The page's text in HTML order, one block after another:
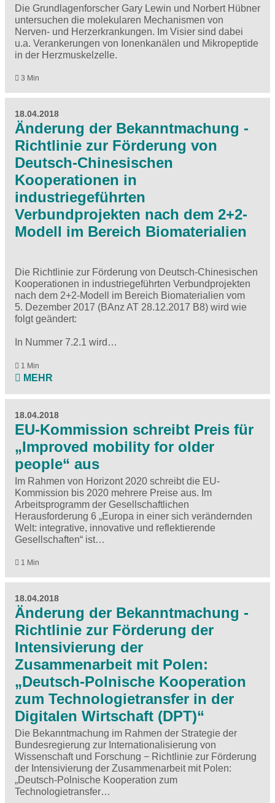
Die Grundlagenforscher Gary Lewin und Norbert Hübner
untersuchen die molekularen Mechanismen von
Nerven- und Herzerkrankungen. Im Visier sind dabei
u.a. Verankerungen von Ionenkanälen und Mikropeptide
in der Herzmuskelzelle.
3 Min
18.04.2018
Änderung der Bekanntmachung -
Richtlinie zur Förderung von
Deutsch-Chinesischen
Kooperationen in
industriegeführten
Verbundprojekten nach dem 2+2-
Modell im Bereich Biomaterialien
Die Richtlinie zur Förderung von Deutsch-Chinesischen
Kooperationen in industriegeführten Verbundprojekten
nach dem 2+2-Modell im Bereich Biomaterialien vom
5. Dezember 2017 (BAnz AT 28.12.2017 B8) wird wie
folgt geändert:
In Nummer 7.2.1 wird…
1 Min
MEHR
18.04.2018
EU-Kommission schreibt Preis für
„Improved mobility for older
people“ aus
Im Rahmen von Horizont 2020 schreibt die EU-
Kommission bis 2020 mehrere Preise aus. Im
Arbeitsprogramm der Gesellschaftlichen
Herausforderung 6 „Europa in einer sich verändernden
Welt: integrative, innovative und reflektierende
Gesellschaften“ ist…
1 Min
18.04.2018
Änderung der Bekanntmachung -
Richtlinie zur Förderung der
Intensivierung der
Zusammenarbeit mit Polen:
„Deutsch-Polnische Kooperation
zum Technologietransfer in der
Digitalen Wirtschaft (DPT)“
Die Bekanntmachung im Rahmen der Strategie der
Bundesregierung zur Internationalisierung von
Wissenschaft und Forschung − Richtlinie zur Förderung
der Intensivierung der Zusammenarbeit mit Polen:
„Deutsch-Polnische Kooperation zum
Technologietransfer…